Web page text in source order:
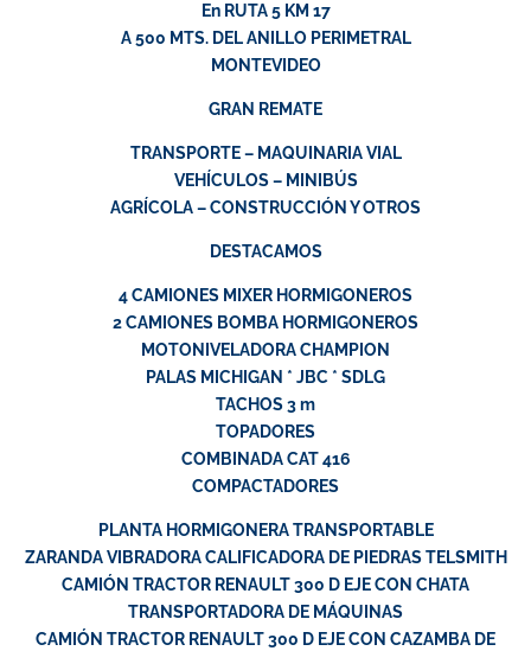
En RUTA 5 KM 17
A 500 MTS. DEL ANILLO PERIMETRAL
MONTEVIDEO
GRAN REMATE
TRANSPORTE – MAQUINARIA VIAL
VEHÍCULOS – MINIBÚS
AGRÍCOLA – CONSTRUCCIÓN Y OTROS
DESTACAMOS
4 CAMIONES MIXER HORMIGONEROS
2 CAMIONES BOMBA HORMIGONEROS
MOTONIVELADORA CHAMPION
PALAS MICHIGAN * JBC * SDLG
TACHOS 3 m
TOPADORES
COMBINADA CAT 416
COMPACTADORES
PLANTA HORMIGONERA TRANSPORTABLE
ZARANDA VIBRADORA CALIFICADORA DE PIEDRAS TELSMITH
CAMIÓN TRACTOR RENAULT 300 D EJE CON CHATA
TRANSPORTADORA DE MÁQUINAS
CAMIÓN TRACTOR RENAULT 300 D EJE CON CAZAMBA DE